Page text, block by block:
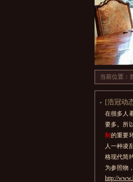
当前位置：
[浩冠动
在很多人
要多。所
制的重要
人一种凌
格现代简
为参照物
http://